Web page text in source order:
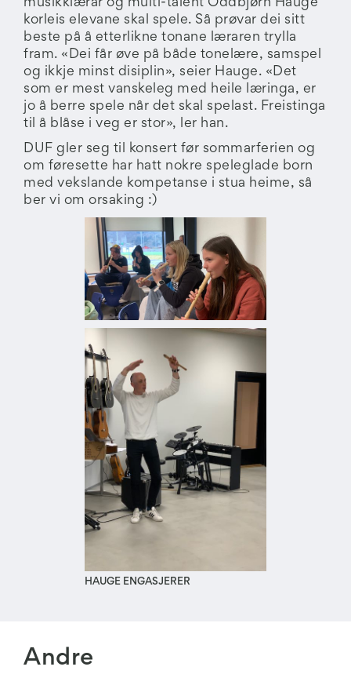
musikklærar og multi-talent Oddbjørn Hauge
korleis elevane skal spele. Så prøvar dei sitt
beste på å etterlikne tonane læraren trylla
fram. «Dei får øve på både tonelære, samspel
og ikkje minst disiplin», seier Hauge. «Det
som er mest vanskeleg med heile læringa, er
jo å berre spele når det skal spelast. Freistinga
til å blåse i veg er stor», ler han.
DUF gler seg til konsert før sommarferien og
om føresette har hatt nokre speleglade born
med vekslande kompetanse i stua heime, så
ber vi om orsaking :)
HAUGE ENGASJERER
Andre